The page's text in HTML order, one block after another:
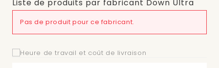
Liste de produits par fabricant Down Ultra
Pas de produit pour ce fabricant.